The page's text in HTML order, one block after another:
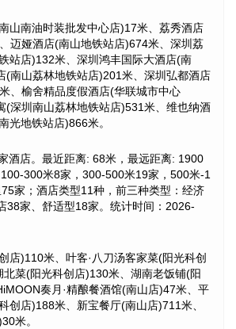
山南油时装批发中心店)17米、荔秀酒店
迈娅酒店(南山地铁站店)674米、深圳荔
站店)132米、深圳鸿丰国际大酒店(南
(南山荔林地铁站店)201米、深圳弘都酒店
、榆舍精品度假酒店(华联城市中心
(深圳南山荔林地铁站店)531米、维也纳酒
光地铁站店)866米。
酒店。最近距离: 68米，最远距离: 1900
300米8家，300-500米19家，500米-1
家；酒店类型11种，前三种类型：经济
38家、舒适型18家。统计时间：2026-
店)110米、叶客·八刀汤客家菜(阳光科创
北菜(阳光科创店)130米、湖南老饭铺(阳
奏月·精酿餐酒馆(南山店)47米、平
创店)188米、新宝餐厅(南山店)711米、
米。